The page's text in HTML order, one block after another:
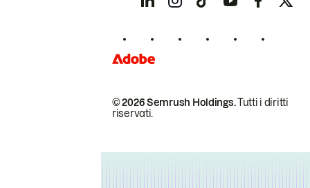
© 2026 Semrush Holdings.Tutti i diritti
riservati.